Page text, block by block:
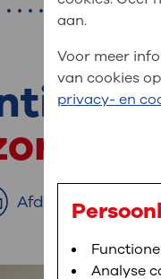
bent u
Bloedafname,
In
het u uitkomt.
Afdrukken
aan.
Voor meer
van cookies
privacy- en
Analyse